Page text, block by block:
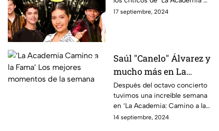
ya revelaron a los 3 mejores
17 septiembre, 2024
Saúl "Canelo" Álvarez y
mucho más en La
Academia: Camino a la
Fama
Después del octavo concierto
tuvimos una increíble semana
en ‘La Academia: Camino a la
Fama’ no te pierdas ni un solo
14 septiembre, 2024